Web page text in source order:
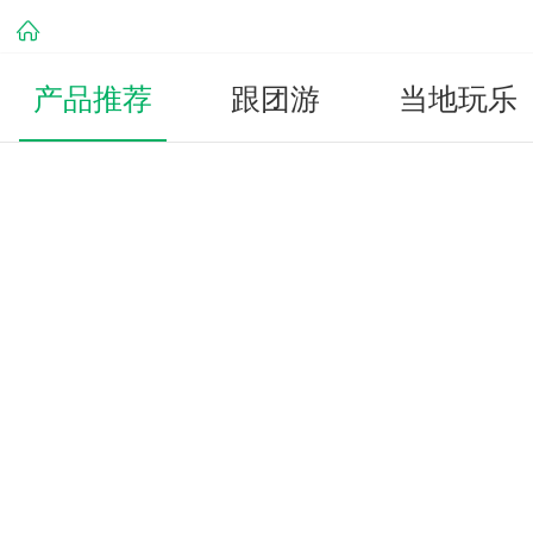
产品推荐 跟团游 当地玩乐